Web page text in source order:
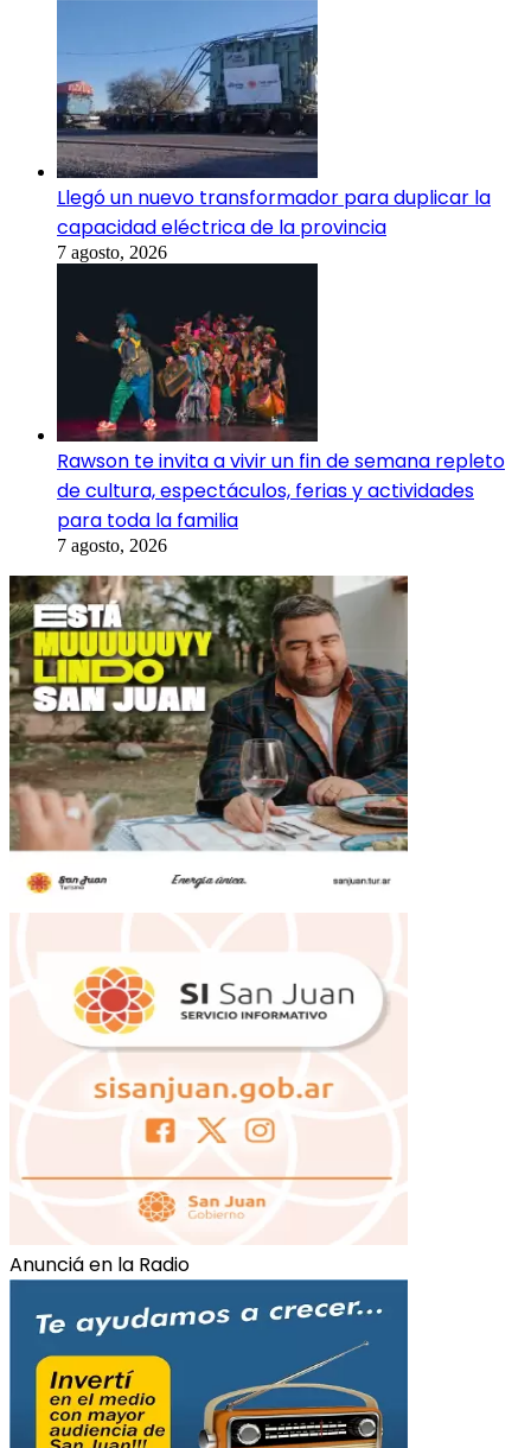
Llegó un nuevo transformador para duplicar la
capacidad eléctrica de la provincia
7 agosto, 2026
Rawson te invita a vivir un fin de semana repleto
de cultura, espectáculos, ferias y actividades
para toda la familia
7 agosto, 2026
Anunciá en la Radio